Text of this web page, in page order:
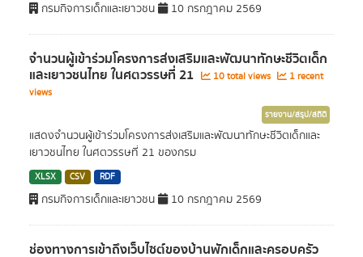
กรมกิจการเด็กและเยาวชน 10 กรกฎาคม 2569
จำนวนผู้เข้าร่วมโครงการส่งเสริมและพัฒนาทักษะชีวิตเด็ก
และเยาวชนไทย ในศตวรรษที่ 21 10 total views
1 recent
views
รายงาน/สรุป/สถิติ
แสดงจำนวนผู้เข้าร่วมโครงการส่งเสริมและพัฒนาทักษะชีวิตเด็กและ
เยาวชนไทย ในศตวรรษที่ 21 ของกรม
XLSX CSV RDF
กรมกิจการเด็กและเยาวชน 10 กรกฎาคม 2569
ช่องทางการเข้าถึงเว็บไซต์ของบ้านพักเด็กและครอบครัว